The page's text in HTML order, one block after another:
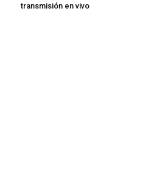
transmisión en vivo